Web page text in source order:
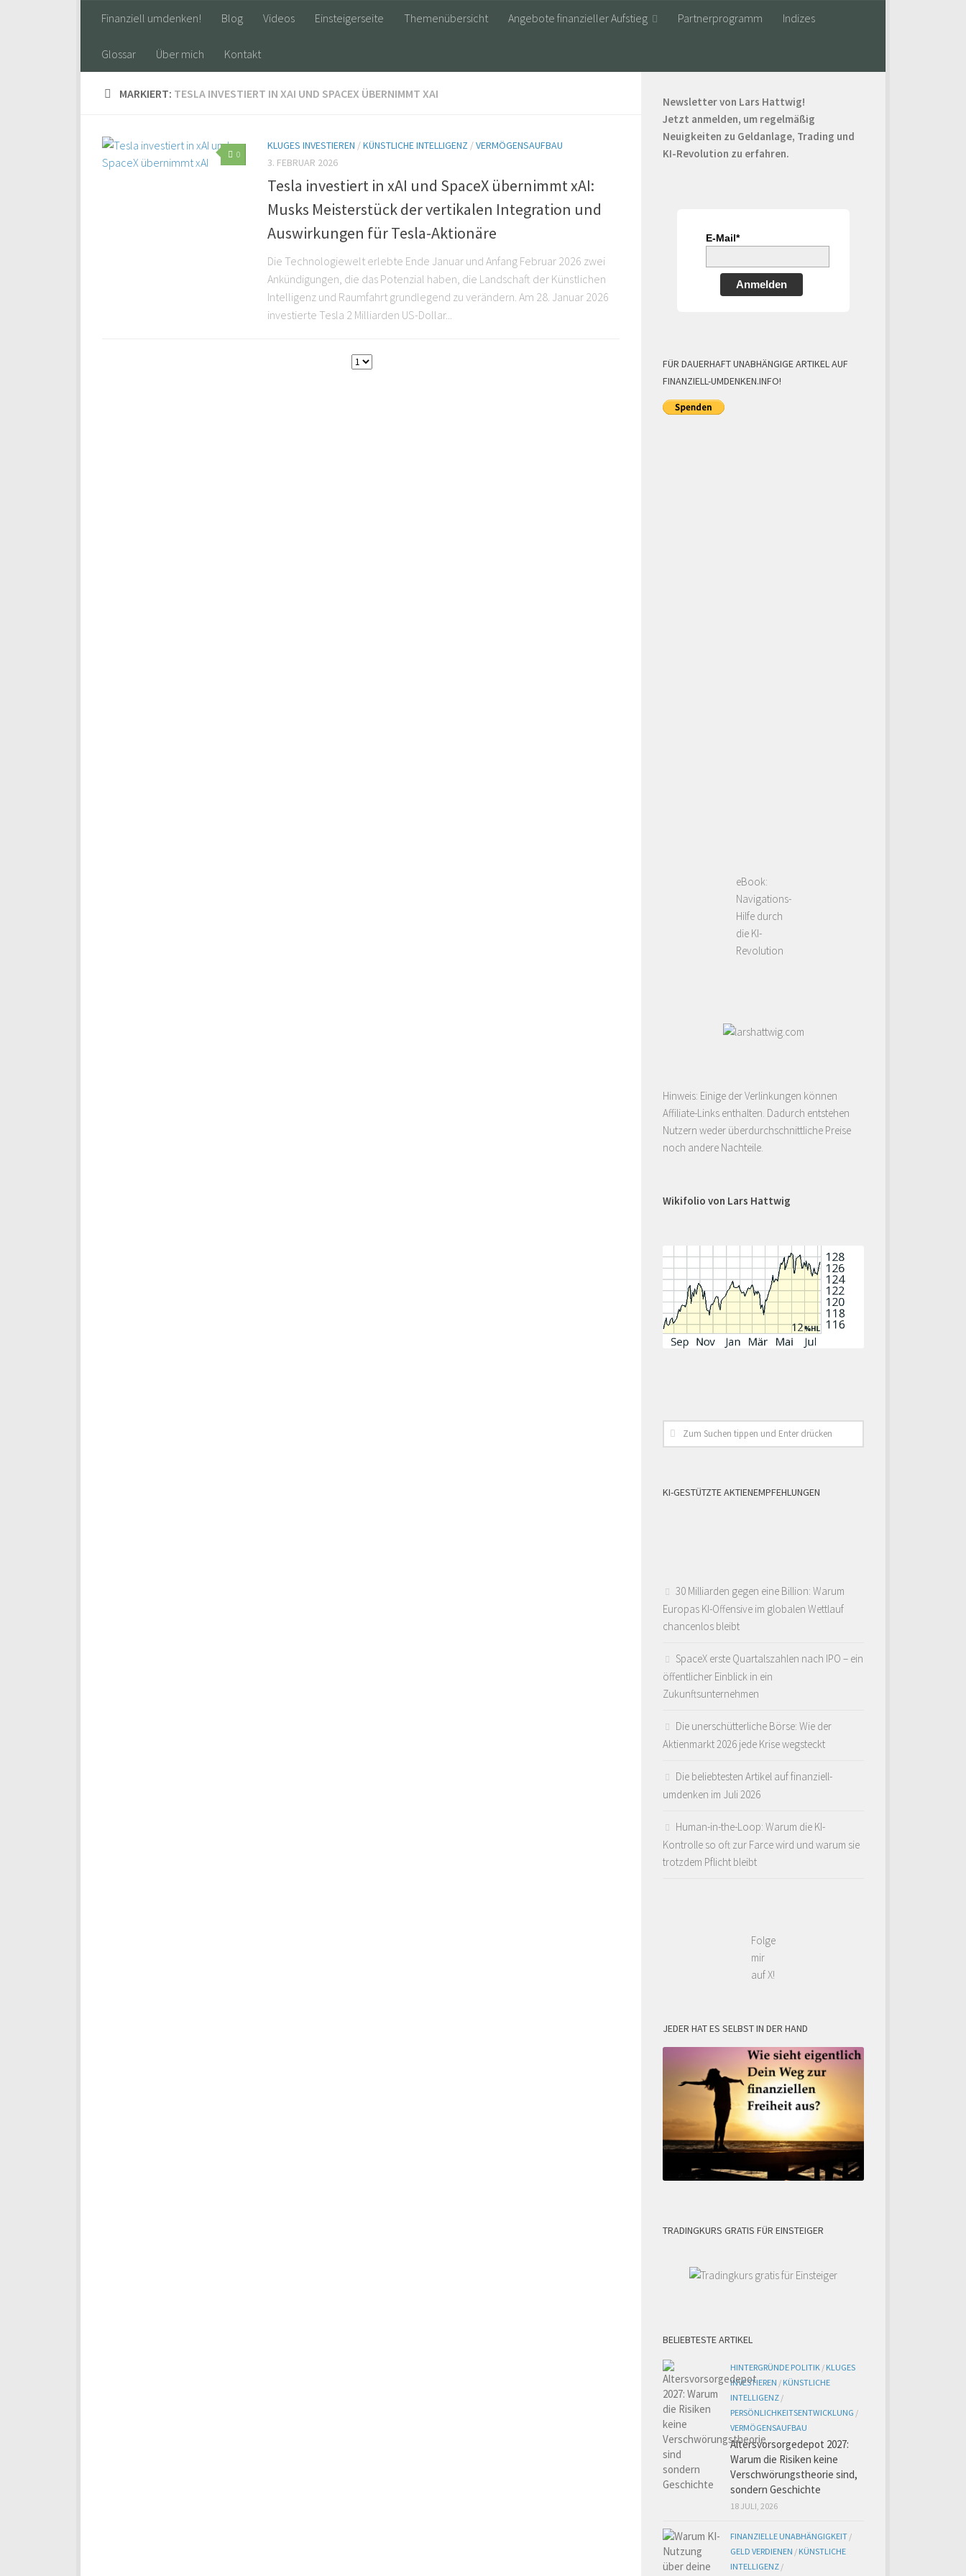
Finanziell umdenken! Blog Videos Einsteigerseite Themenübersicht Angebote finanzieller Aufstieg Partnerprogramm Indizes
Glossar Über mich Kontakt
MARKIERT: TESLA INVESTIERT IN XAI UND SPACEX ÜBERNIMMT XAI
0
KLUGES INVESTIEREN /KÜNSTLICHE INTELLIGENZ /VERMÖGENSAUFBAU
3. FEBRUAR 2026
Tesla investiert in xAI und SpaceX übernimmt xAI:
Musks Meisterstück der vertikalen Integration und
Auswirkungen für Tesla-Aktionäre
Die Technologiewelt erlebte Ende Januar und Anfang Februar 2026 zwei
Ankündigungen, die das Potenzial haben, die Landschaft der Künstlichen
Intelligenz und Raumfahrt grundlegend zu verändern. Am 28. Januar 2026
investierte Tesla 2 Milliarden US-Dollar...
Newsletter von Lars Hattwig!
Jetzt anmelden, um regelmäßig
Neuigkeiten zu Geldanlage, Trading und
KI-Revolution zu erfahren.
E-Mail*
Anmelden
FÜR DAUERHAFT UNABHÄNGIGE ARTIKEL AUF
FINANZIELL-UMDENKEN.INFO!
eBook:
Navigations-
Hilfe durch
die KI-
Revolution
Hinweis: Einige der Verlinkungen können
Affiliate-Links enthalten. Dadurch entstehen
Nutzern weder überdurchschnittliche Preise
noch andere Nachteile.
Wikifolio von Lars Hattwig
KI-GESTÜTZTE AKTIENEMPFEHLUNGEN
30 Milliarden gegen eine Billion: Warum
Europas KI-Offensive im globalen Wettlauf
chancenlos bleibt
SpaceX erste Quartalszahlen nach IPO – ein
öffentlicher Einblick in ein
Zukunftsunternehmen
Die unerschütterliche Börse: Wie der
Aktienmarkt 2026 jede Krise wegsteckt
Die beliebtesten Artikel auf finanziell-
umdenken im Juli 2026
Human-in-the-Loop: Warum die KI-
Kontrolle so oft zur Farce wird und warum sie
trotzdem Pflicht bleibt
Folge
mir
auf X!
JEDER HAT ES SELBST IN DER HAND
TRADINGKURS GRATIS FÜR EINSTEIGER
BELIEBTESTE ARTIKEL
HINTERGRÜNDE POLITIK / KLUGES
INVESTIEREN / KÜNSTLICHE
INTELLIGENZ /
PERSÖNLICHKEITSENTWICKLUNG /
VERMÖGENSAUFBAU
Altersvorsorgedepot 2027:
Warum die Risiken keine
Verschwörungstheorie sind,
sondern Geschichte
18 JULI, 2026
FINANZIELLE UNABHÄNGIGKEIT /
GELD VERDIENEN / KÜNSTLICHE
INTELLIGENZ /